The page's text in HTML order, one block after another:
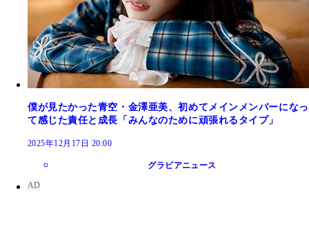
僕が見たかった青空・金澤亜美、初めてメインメンバーになっ
て感じた責任と成長「みんなのために頑張れるタイプ」
2025年12月17日 20:00
グラビアニュース